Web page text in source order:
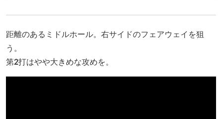
距離のあるミドルホール。右サイドのフェアウェイを狙
う。
第2打はやや大きめな攻めを。